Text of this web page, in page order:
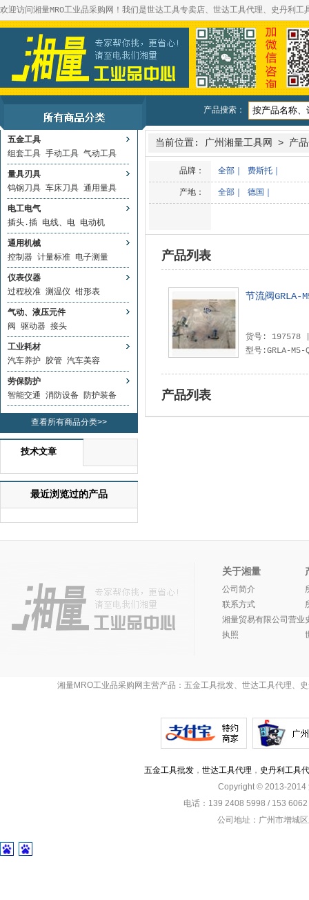
欢迎访问湘量MRO工业品采购网！我们是世达工具专卖店、世达工具代理、史丹利
产品搜索：
五金工具
组套工具 手动工具 气动工具
量具刃具
钨钢刀具 车床刀具 通用量具
电工电气
插头.插 电线、电 电动机
通用机械
控制器 计量标准 电子测量
仪表仪器
过程校准 测温仪 钳形表
气动、液压元件
阀
驱动器 接头
工业耗材
汽车养护 胶管 汽车美容
劳保防护
智能交通 消防设备 防护装备
查看所有商品分类>>
技术文章
最近浏览过的产品
当前位置: 广州湘量工具网 > 产
品牌： 全部 费斯托
产地： 全部 德国
产品列表
节流阀GRLA-
货号: 197578
型号:GRLA-M5-
产品列表
关于湘量
公司简介
联系方式
湘量贸易有限公司营业
执照
湘量MRO工业品采购网主营产品：五金工具批发、世达工具代理、
五金工具批发 ， 世达工具代理 ， 史丹利工具
Copyright © 2013-2014
电话：139 2408 5998 / 153
公司地址：广州市增城